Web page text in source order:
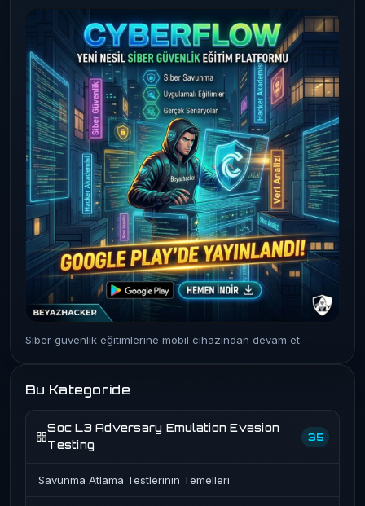
Siber güvenlik eğitimlerine mobil cihazından devam et.
Bu Kategoride
Soc L3 Adversary Emulation Evasion
Testing
35
Savunma Atlama Testlerinin Temelleri